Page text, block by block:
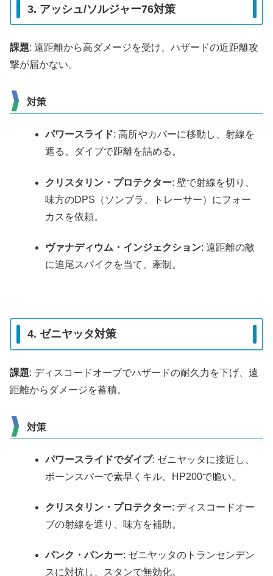
3. アッシュ/ソルジャー76対策
課題: 遠距離から高ダメージを受け、ハザードの近距離攻
撃が届かない。
対策
パワースライド: 高所やカバーに移動し、射線を
遮る。ダイブで距離を詰める。
クリスタリン・プロテクター: 壁で射線を切り、
味方のDPS（ソンブラ、トレーサー）にフォー
カスを依頼。
ヴァナディウム・インジェクション: 遠距離の敵
に追尾スパイクを当て、牽制。
4. ゼニヤッタ対策
課題: ディスコードオーブでハザードの耐久力を下げ、遠
距離からダメージを蓄積。
対策
パワースライドでダイブ: ゼニヤッタに接近し、
ボーンスパーで素早くキル。HP200で脆い。
クリスタリン・プロテクター: ディスコードオー
ブの射線を遮り、味方を補助。
パンク・バンカー: ゼニヤッタのトランセンデン
スに対抗し、スタンで無効化。